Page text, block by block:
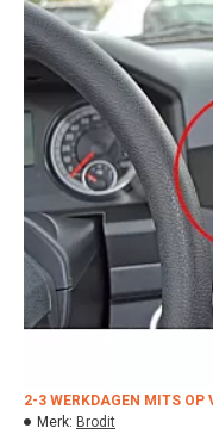
2-3 WERKDAGEN MITS OP
Merk: Brodit